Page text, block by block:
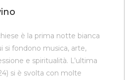
è la prima notte bianca
si fondono musica, arte,
e spiritualità. L’ultima
si è svolta con molte